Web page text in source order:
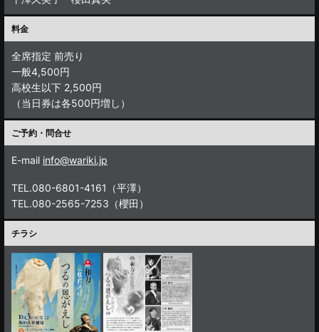
料金
全席指定 前売り
一般4,500円
高校生以下 2,500円
（当日券は各500円増し）
ご予約・問合せ
E-mail info@wariki.jp
TEL.080-6801-4161（平澤）
TEL.080-2565-7253（櫻田）
チラシ